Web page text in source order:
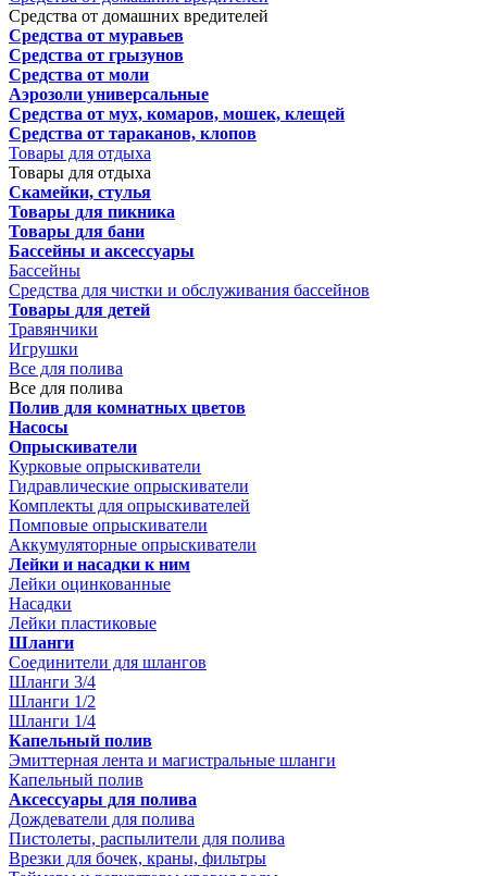
Средства от домашних вредителей
Средства от муравьев
Средства от грызунов
Средства от моли
Аэрозоли универсальные
Средства от мух, комаров, мошек, клещей
Средства от тараканов, клопов
Товары для отдыха
Товары для отдыха
Скамейки, стулья
Товары для пикника
Товары для бани
Бассейны и аксессуары
Бассейны
Средства для чистки и обслуживания бассейнов
Товары для детей
Травянчики
Игрушки
Все для полива
Все для полива
Полив для комнатных цветов
Насосы
Опрыскиватели
Курковые опрыскиватели
Гидравлические опрыскиватели
Комплекты для опрыскивателей
Помповые опрыскиватели
Аккумуляторные опрыскиватели
Лейки и насадки к ним
Лейки оцинкованные
Насадки
Лейки пластиковые
Шланги
Соединители для шлангов
Шланги 3/4
Шланги 1/2
Шланги 1/4
Капельный полив
Эмиттерная лента и магистральные шланги
Капельный полив
Аксессуары для полива
Дождеватели для полива
Пистолеты, распылители для полива
Врезки для бочек, краны, фильтры